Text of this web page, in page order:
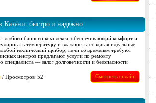
Казани: быстро и надежно
любого банного комплекса, обеспечивающий комфорт и
температуру и влажность, создавая идеальные
технический прибор, печи со временем требуют
центров предлагают услуги по ремонту
специалиста — залог долговечности и безопасности
/ Просмотров: 52
Смотреть онлайн